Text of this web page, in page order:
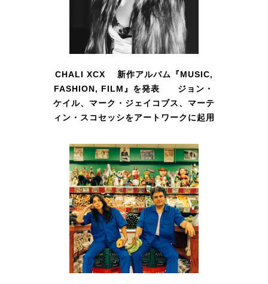
CHALI XCX 新作アルバム『MUSIC,
FASHION, FILM』を発表 ジョン・
ケイル、マーク・ジェイコブス、マーテ
ィン・スコセッシをアートワークに起用